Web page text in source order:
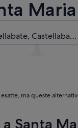
ma queste
Santa